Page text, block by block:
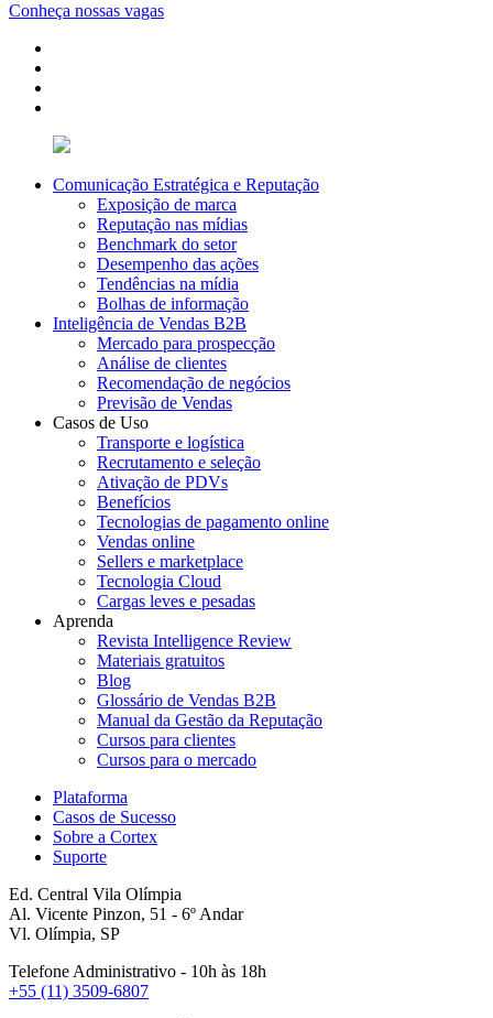
Conheça nossas vagas
Comunicação Estratégica e Reputação
Exposição de marca
Reputação nas mídias
Benchmark do setor
Desempenho das ações
Tendências na mídia
Bolhas de informação
Inteligência de Vendas B2B
Mercado para prospecção
Análise de clientes
Recomendação de negócios
Previsão de Vendas
Casos de Uso
Transporte e logística
Recrutamento e seleção
Ativação de PDVs
Benefícios
Tecnologias de pagamento online
Vendas online
Sellers e marketplace
Tecnologia Cloud
Cargas leves e pesadas
Aprenda
Revista Intelligence Review
Materiais gratuitos
Blog
Glossário de Vendas B2B
Manual da Gestão da Reputação
Cursos para clientes
Cursos para o mercado
Plataforma
Casos de Sucesso
Sobre a Cortex
Suporte
Ed. Central Vila Olímpia
Al. Vicente Pinzon, 51 - 6º Andar
Vl. Olímpia, SP
Telefone Administrativo - 10h às 18h
+55 (11) 3509-6807